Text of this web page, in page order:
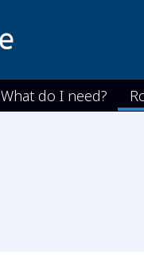
What do I need?